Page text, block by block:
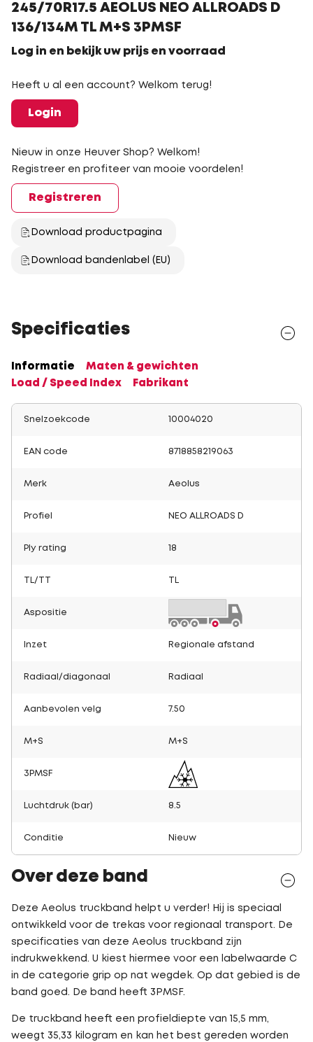
245/70R17.5 AEOLUS NEO ALLROADS D
136/134M TL M+S 3PMSF
Log in en bekijk uw prijs en voorraad
Heeft u al een account? Welkom terug!
Login
Nieuw in onze Heuver Shop? Welkom!
Registreer en profiteer van mooie voordelen!
Registreren
Download productpagina
Download bandenlabel (EU)
Specificaties
Informatie
Maten & gewichten
Load / Speed Index
Fabrikant
Snelzoekcode 10004020
EAN code 8718858219063
Merk Aeolus
Profiel NEO ALLROADS D
Ply rating 18
TL/TT
Aspositie
Inzet Regionale afstand
Radiaal/diagonaal Radiaal
Aanbevolen velg 7.50
M+S M+S
3PMSF
Luchtdruk (bar) 8.5
Conditie Nieuw
Over deze band
Deze Aeolus truckband helpt u verder! Hij is speciaal
ontwikkeld voor de trekas voor regionaal transport. De
specificaties van deze Aeolus truckband zijn
indrukwekkend. U kiest hiermee voor een labelwaarde C
in de categorie grip op nat wegdek. Op dat gebied is de
band goed. De band heeft 3PMSF.
De truckband heeft een profieldiepte van 15,5 mm,
weegt 35,33 kilogram en kan het best gereden worden